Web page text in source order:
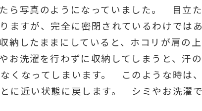
ら写真のようになっていました。 目立
すが、完全に密閉されているわけでは
したままにしていると、ホコリが肩の
洗濯を行わずに収納してしまうと、汗
くなってしまいます。 このような時は
に近い状態に戻します。 シミやお洗濯